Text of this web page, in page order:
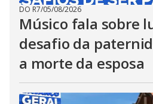
DO R7/05/08/2026
Músico fala sobre
desafio da
a morte da esposa